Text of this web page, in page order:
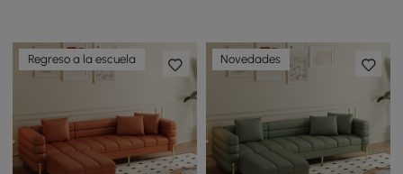
Regreso a la escuela Novedades